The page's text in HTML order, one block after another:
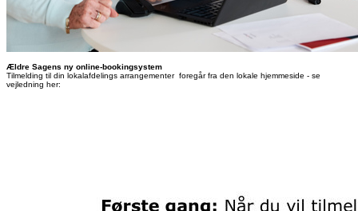
Ældre Sagens ny online-bookingsystem
Tilmelding til din lokalafdelings arrangementer foregår fra den lokale hjemmeside - se
vejledning her: